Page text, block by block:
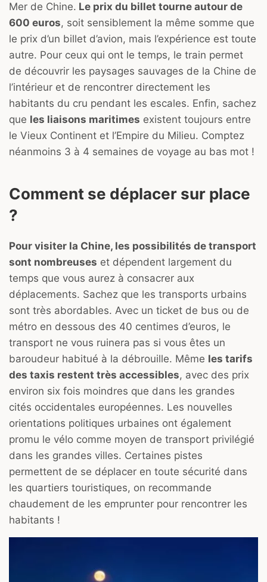
Mer de Chine. Le prix du billet tourne autour de
600 euros, soit sensiblement la même somme que
le prix d’un billet d’avion, mais l’expérience est toute
autre. Pour ceux qui ont le temps, le train permet
de découvrir les paysages sauvages de la Chine de
l’intérieur et de rencontrer directement les
habitants du cru pendant les escales. Enfin, sachez
que les liaisons maritimes existent toujours entre
le Vieux Continent et l’Empire du Milieu. Comptez
néanmoins 3 à 4 semaines de voyage au bas mot !
Comment se déplacer sur place
?
Pour visiter la Chine, les possibilités de transport
sont nombreuses et dépendent largement du
temps que vous aurez à consacrer aux
déplacements. Sachez que les transports urbains
sont très abordables. Avec un ticket de bus ou de
métro en dessous des 40 centimes d’euros, le
transport ne vous ruinera pas si vous êtes un
baroudeur habitué à la débrouille. Même les tarifs
des taxis restent très accessibles, avec des prix
environ six fois moindres que dans les grandes
cités occidentales européennes. Les nouvelles
orientations politiques urbaines ont également
promu le vélo comme moyen de transport privilégié
dans les grandes villes. Certaines pistes
permettent de se déplacer en toute sécurité dans
les quartiers touristiques, on recommande
chaudement de les emprunter pour rencontrer les
habitants !